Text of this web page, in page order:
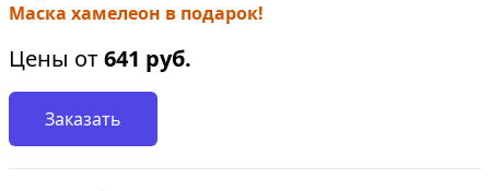
Маска хамелеон в подарок!
Цены от641 руб.
Заказать